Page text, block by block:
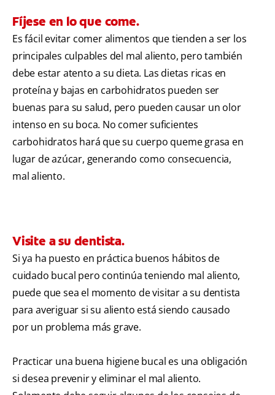
Fíjese en lo que come.
Es fácil evitar comer alimentos que tienden a ser los
principales culpables del mal aliento, pero también
debe estar atento a su dieta. Las dietas ricas en
proteína y bajas en carbohidratos pueden ser
buenas para su salud, pero pueden causar un olor
intenso en su boca. No comer suficientes
carbohidratos hará que su cuerpo queme grasa en
lugar de azúcar, generando como consecuencia,
mal aliento.
Visite a su dentista.
Si ya ha puesto en práctica buenos hábitos de
cuidado bucal pero continúa teniendo mal aliento,
puede que sea el momento de visitar a su dentista
para averiguar si su aliento está siendo causado
por un problema más grave.
Practicar una buena higiene bucal es una obligación
si desea prevenir y eliminar el mal aliento.